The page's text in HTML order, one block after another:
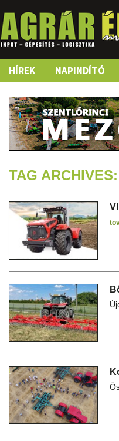
Skip
content
HÍREK NAPINDÍTÓ
TAG